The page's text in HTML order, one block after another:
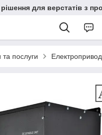
рішення для верстатів з
послуги